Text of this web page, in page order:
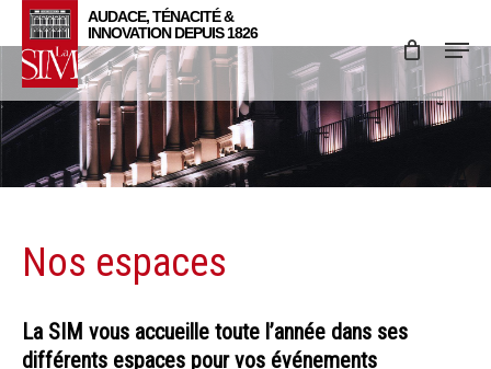
Skip
to
main
content
Menu
Nos espaces
La SIM vous accueille toute l’année dans ses
différents espaces pour vos événements